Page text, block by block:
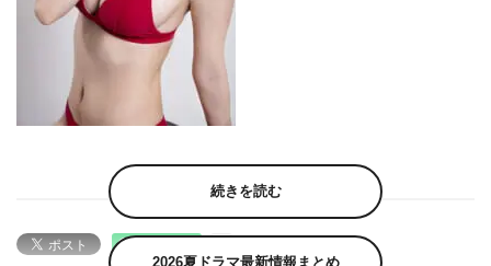
続きを読む
2026夏ドラマ最新情報まとめ